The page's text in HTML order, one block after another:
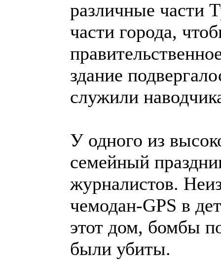
различные части
части города,
здание
служили
У одного из
семейный
журналистов.
чемодан-GPS в
этот дом, бомбы
были убиты.